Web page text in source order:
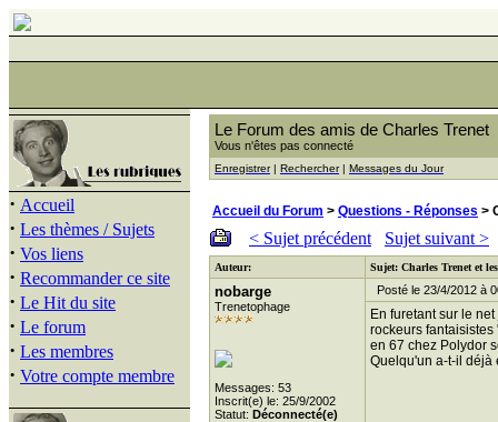
· Accueil
· Les thèmes / Sujets
· Vos liens
· Recommander ce site
· Le Hit du site
· Le forum
· Les membres
· Votre compte membre
Le Forum des amis de Charles Trenet
Vous n'êtes pas connecté
Enregistrer| Rechercher| Messages du Jour
Accueil du Forum > Questions - Réponses >
< Sujet précédent Sujet suivant >
Auteur: Sujet: Charles Trenet et
nobarge
Trenetophage
Messages: 53
Inscrit(e) le: 25/9/2002
Statut: Déconnecté(e)
Posté le 23/4/2012 à
En furetant sur le
rockeurs
en 67 chez Polydor
Quelqu'un a-t-il déjà